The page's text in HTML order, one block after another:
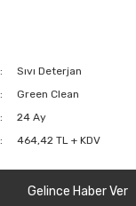
Sıvı Deterjan
Green Clean
24 Ay
464,42 TL + KDV
Gelince Haber Ver